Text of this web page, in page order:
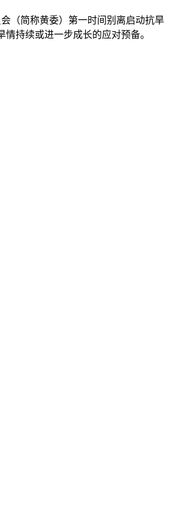
（简称黄委）第一时间别离启动抗旱
持续或进一步成长的应对预备。